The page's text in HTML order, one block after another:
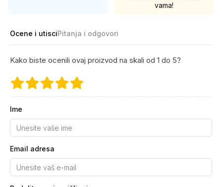
vama!
Ocene i utisciPitanja i odgovori
Kako biste ocenili ovaj proizvod na skali od 1 do 5?
Ime
Email adresa